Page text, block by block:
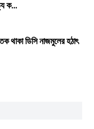
ক...
থাকা ডিসি নাজমুলের হঠাৎ